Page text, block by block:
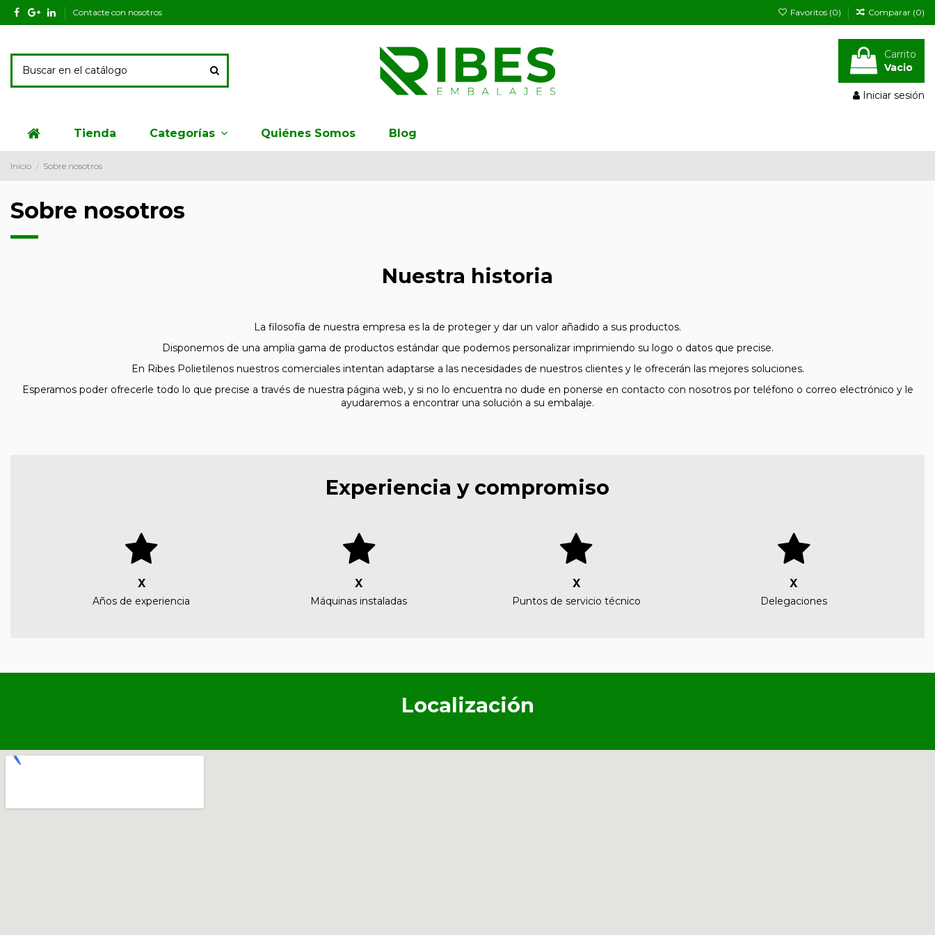
Contacte con nosotros Favoritos (0) Comparar (0)
Carrito
Vacio
Iniciar sesión
Tienda Categorías Quiénes Somos Blog
Inicio Sobre nosotros
Sobre nosotros
Nuestra historia
La filosofía de nuestra empresa es la de proteger y dar un valor añadido a sus productos.
Disponemos de una amplia gama de productos estándar que podemos personalizar imprimiendo su logo o datos que precise.
En Ribes Polietilenos nuestros comerciales intentan adaptarse a las necesidades de nuestros clientes y le ofrecerán las mejores soluciones.
Esperamos poder ofrecerle todo lo que precise a través de nuestra página web, y si no lo encuentra no dude en ponerse en contacto con nosotros por teléfono o correo electrónico y le
ayudaremos a encontrar una solución a su embalaje.
Experiencia y compromiso
X
Años de experiencia
X
Máquinas instaladas
X
Puntos de servicio técnico
X
Delegaciones
Localización